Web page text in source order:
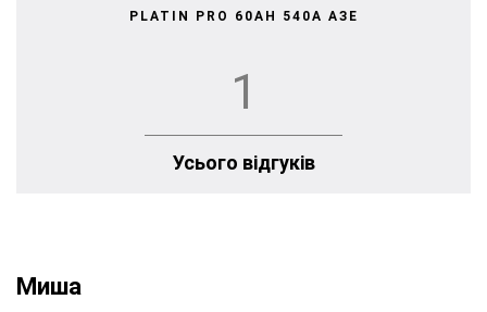
PLATIN PRO 60AH 540A АЗЕ
1
Усього відгуків
Миша